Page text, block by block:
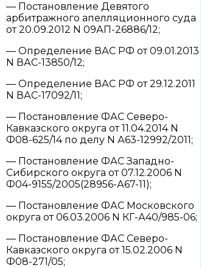
— Постановление Девятого
арбитражного апелляционного суда
от 20.09.2012 N 09АП-26886/12;
— Определение ВАС РФ от 09.01.2013
N ВАС-13850/12;
— Определение ВАС РФ от 29.12.2011
N ВАС-17092/11;
— Постановление ФАС Северо-
Кавказского округа от 11.04.2014 N
Ф08-625/14 по делу N А63-12992/2011;
— Постановление ФАС Западно-
Сибирского округа от 07.12.2006 N
Ф04-9155/2005(28956-А67-11);
— Постановление ФАС Московского
округа от 06.03.2006 N КГ-А40/985-06;
— Постановление ФАС Северо-
Кавказского округа от 15.02.2006 N
Ф08-271/05;